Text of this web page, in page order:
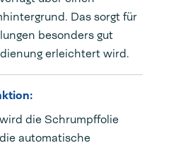
Das sorgt für
besonders gut
erleichtert wird.
die Schrumpffolie
automatische